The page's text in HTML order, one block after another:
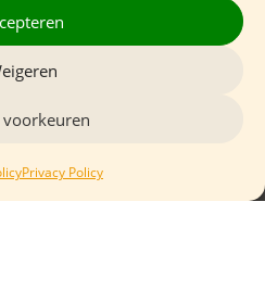
Privacy Policy
09:00 - 17:15
09:00 - 17:15
Gesloten